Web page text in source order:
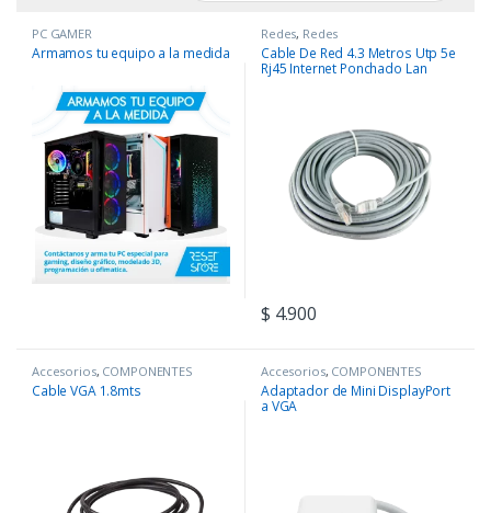
PC GAMER
Armamos tu equipo a la medida
Redes, Redes
Cable De Red 4.3 Metros Utp 5e
Rj45 Internet Ponchado Lan
$ 4.900
Accesorios, COMPONENTES
Cable VGA 1.8mts
Accesorios, COMPONENTES
Adaptador de Mini DisplayPort
a VGA